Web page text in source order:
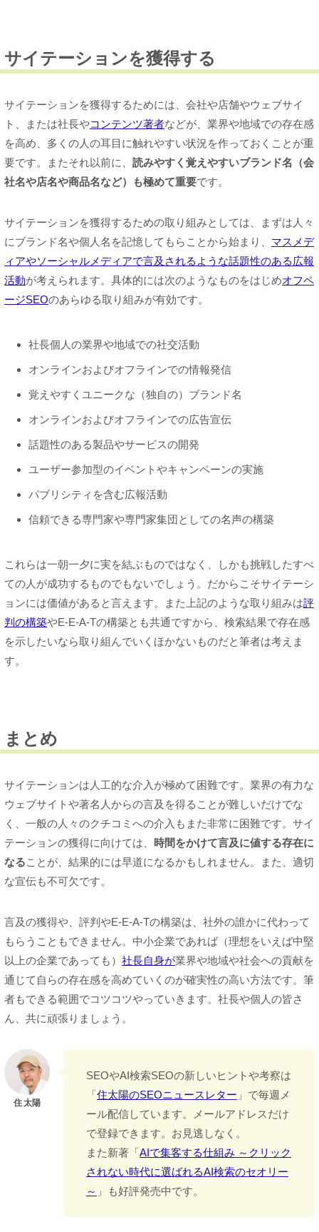
サイテーションを獲得する
サイテーションを獲得するためには、会社や店舗やウェブサイ
ト、または社長やコンテンツ著者などが、業界や地域での存在感
を高め、多くの人の耳目に触れやすい状況を作っておくことが重
要です。またそれ以前に、 読みやすく覚えやすいブランド名（会
社名や店名や商品名など）も極めて重要です。
サイテーションを獲得するための取り組みとしては、まずは人々
にブランド名や個人名を記憶してもらことから始まり、 マスメデ
ィアやソーシャルメディアで言及されるような話題性のある広報
活動が考えられます。具体的には次のようなものをはじめオフペ
ージSEOのあらゆる取り組みが有効です。
社長個人の業界や地域での社交活動
オンラインおよびオフラインでの情報発信
覚えやすくユニークな（独自の）ブランド名
オンラインおよびオフラインでの広告宣伝
話題性のある製品やサービスの開発
ユーザー参加型のイベントやキャンペーンの実施
パブリシティを含む広報活動
信頼できる専門家や専門家集団としての名声の構築
これらは一朝一夕に実を結ぶものではなく、しかも挑戦したすべ
ての人が成功するものでもないでしょう。だからこそサイテーシ
ョンには価値があると言えます。また上記のような取り組みは評
判の構築やE-E-A-Tの構築とも共通ですから、検索結果で存在感
を示したいなら取り組んでいくほかないものだと筆者は考えま
す。
まとめ
サイテーションは人工的な介入が極めて困難です。業界の有力な
ウェブサイトや著名人からの言及を得ることが難しいだけでな
く、一般の人々のクチコミへの介入もまた非常に困難です。サイ
テーションの獲得に向けては、 時間をかけて言及に値する存在に
なることが、結果的には早道になるかもしれません。また、適切
な宣伝も不可欠です。
言及の獲得や、評判やE-E-A-Tの構築は、社外の誰かに代わって
もらうこともできません。中小企業であれば（理想をいえば中堅
以上の企業であっても） 社長自身が業界や地域や社会への貢献を
通じて自らの存在感を高めていくのが確実性の高い方法です。筆
者もできる範囲でコツコツやっていきます。社長や個人の皆さ
ん、共に頑張りましょう。
SEOやAI検索SEOの新しいヒントや考察は
「 住太陽のSEOニュースレター 」で毎週メ
ール配信しています。メールアドレスだけ
で登録できます。お見逃しなく。
また新著「 AIで集客する仕組み ～クリック
されない時代に選ばれるAI検索のセオリー
～ 」も好評発売中です。